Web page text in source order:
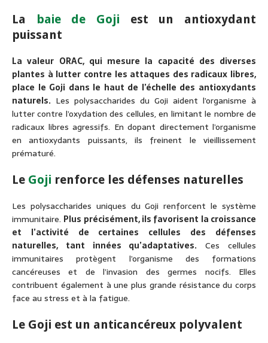
La baie de Goji est un antioxydant
puissant
La valeur ORAC, qui mesure la capacité des diverses
plantes à lutter contre les attaques des radicaux libres,
place le Goji dans le haut de l’échelle des antioxydants
naturels. Les polysaccharides du Goji aident l’organisme à
lutter contre l’oxydation des cellules, en limitant le nombre de
radicaux libres agressifs. En dopant directement l’organisme
en antioxydants puissants, ils freinent le vieillissement
prématuré.
Le Goji renforce les défenses naturelles
Les polysaccharides uniques du Goji renforcent le système
immunitaire. Plus précisément, ils favorisent la croissance
et l’activité de certaines cellules des défenses
naturelles, tant innées qu’adaptatives. Ces cellules
immunitaires protègent l’organisme des formations
cancéreuses et de l’invasion des germes nocifs. Elles
contribuent également à une plus grande résistance du corps
face au stress et à la fatigue.
Le Goji est un anticancéreux polyvalent